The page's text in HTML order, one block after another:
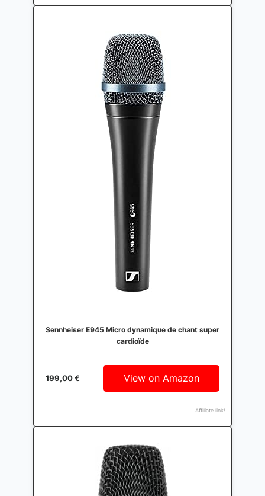
Sennheiser E945 Micro dynamique de chant super
cardioïde
199,00 € View on Amazon
Affiliate link!